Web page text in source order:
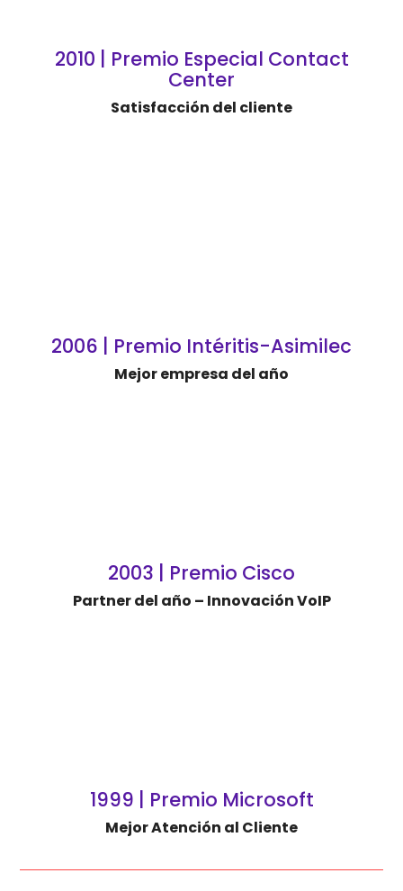
2010 | Premio Especial Contact
Center
Satisfacción del cliente
2006 | Premio Intéritis-Asimilec
Mejor empresa del año
2003 | Premio Cisco
Partner del año – Innovación VoIP
1999 | Premio Microsoft
Mejor Atención al Cliente